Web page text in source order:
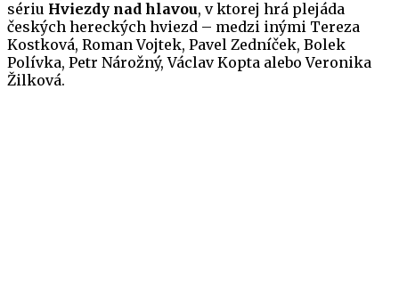
sériu Hviezdy nad hlavou, v ktorej hrá plejáda
českých hereckých hviezd – medzi inými Tereza
Kostková, Roman Vojtek, Pavel Zedníček, Bolek
Polívka, Petr Nárožný, Václav Kopta alebo Veronika
Žilková.